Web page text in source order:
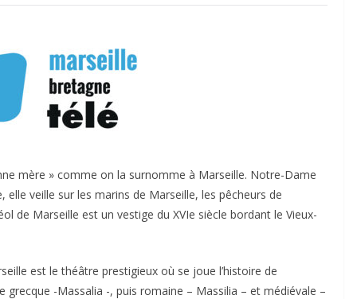
mère » comme on la surnomme à Marseille. Notre-Dame
veille sur les marins de Marseille, les pêcheurs de
de Marseille est un vestige du XVIe siècle bordant le Vieux-
est le théâtre prestigieux où se joue l’histoire de
grecque -Massalia -, puis romaine – Massilia – et médiévale –